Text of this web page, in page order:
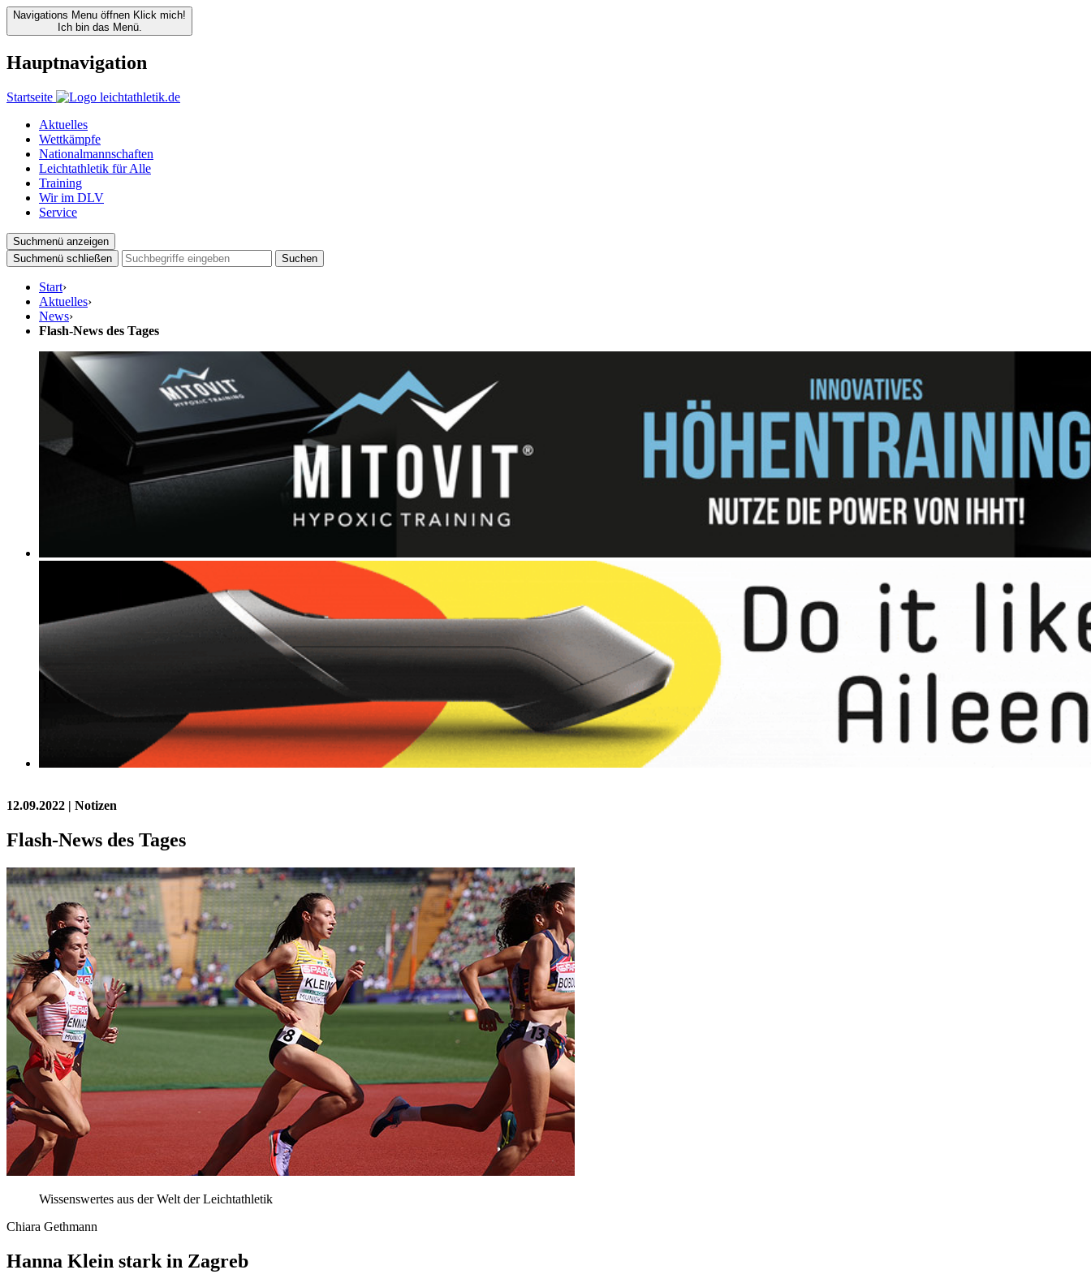
Navigations Menu öffnen Klick mich!
Ich bin das Menü.
Hauptnavigation
Startseite
Aktuelles
Wettkämpfe
Nationalmannschaften
Leichtathletik für Alle
Training
Wir im DLV
Service
Suchmenü anzeigen
Suchmenü schließen
Suchen
Start›
Aktuelles›
News›
Flash-News des Tages
12.09.2022 | Notizen
Flash-News des Tages
Wissenswertes aus der Welt der Leichtathletik
Chiara Gethmann
Hanna Klein stark in Zagreb